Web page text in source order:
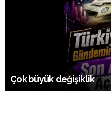
Çok büyük değişiklik